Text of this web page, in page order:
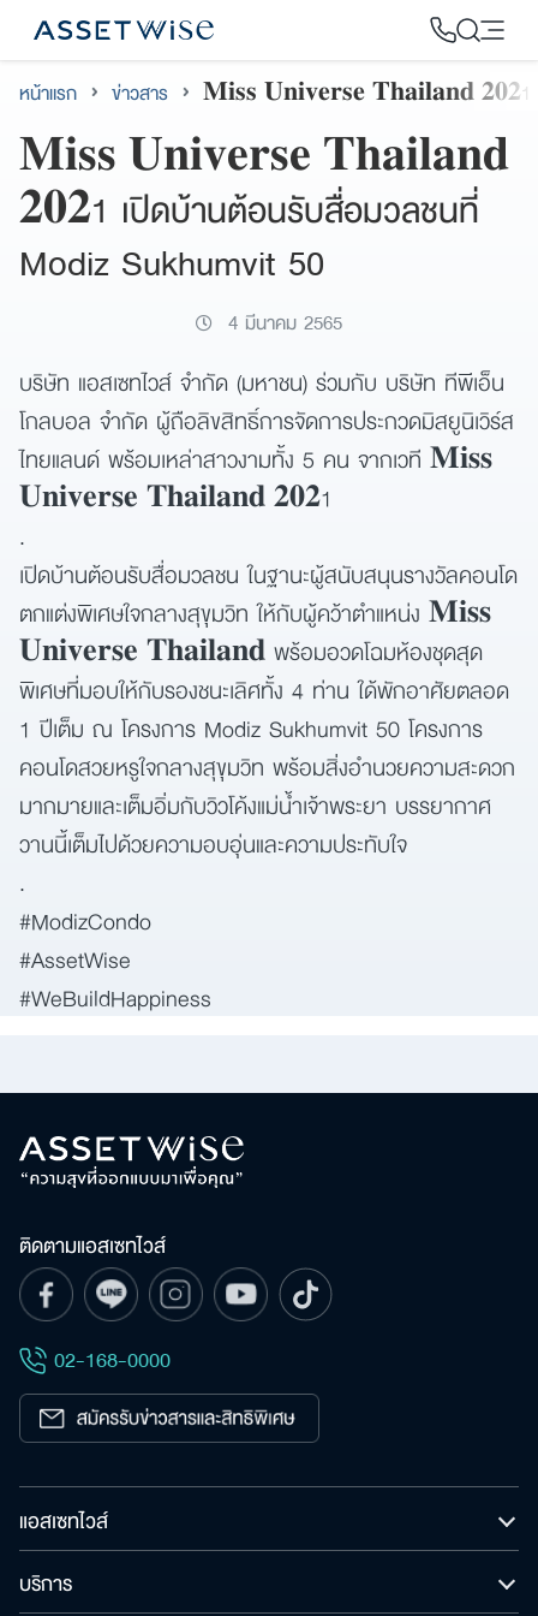
content
สำหรับ:
หน้าแรก ข่าวสาร 𝐌𝐢𝐬𝐬 𝐔𝐧𝐢𝐯𝐞𝐫𝐬𝐞 𝐓𝐡𝐚𝐢𝐥𝐚𝐧𝐝 𝟐𝟎𝟐1 เปิ
𝐌𝐢𝐬𝐬 𝐔𝐧𝐢𝐯𝐞𝐫𝐬𝐞 𝐓𝐡𝐚𝐢𝐥𝐚𝐧𝐝
𝟐𝟎𝟐1 เปิดบ้านต้อนรับสื่อมวลชนที่
Modiz Sukhumvit 50
4 มีนาคม 2565
บริษัท แอสเซทไวส์ จำกัด (มหาชน) ร่วมกับ บริษัท ทีพีเอ็น
โกลบอล จำกัด ผู้ถือลิขสิทธิ์การจัดการประกวดมิสยูนิเวิร์ส
ไทยแลนด์ พร้อมเหล่าสาวงามทั้ง 5 คน จากเวที 𝐌𝐢𝐬𝐬
𝐔𝐧𝐢𝐯𝐞𝐫𝐬𝐞 𝐓𝐡𝐚𝐢𝐥𝐚𝐧𝐝 𝟐𝟎𝟐1
.
เปิดบ้านต้อนรับสื่อมวลชน ในฐานะผู้สนับสนุนรางวัลคอนโด
ตกแต่งพิเศษใจกลางสุขุมวิท ให้กับผู้คว้าตำแหน่ง 𝐌𝐢𝐬𝐬
𝐔𝐧𝐢𝐯𝐞𝐫𝐬𝐞 𝐓𝐡𝐚𝐢𝐥𝐚𝐧𝐝 พร้อมอวดโฉมห้องชุดสุด
พิเศษที่มอบให้กับรองชนะเลิศทั้ง 4 ท่าน ใด้พักอาศัยตลอด
1 ปีเต็ม ณ โครงการ Modiz Sukhumvit 50 โครงการ
คอนโดสวยหรูใจกลางสุขุมวิท พร้อมสิ่งอำนวยความสะดวก
มากมายและเต็มอิ่มกับวิวโค้งแม่น้ำเจ้าพระยา บรรยากาศ
วานนี้เต็มไปด้วยความอบอุ่นและความประทับใจ
.
#ModizCondo
#AssetWise
#WeBuildHappiness
ติดตามแอสเซทไวส์
02-168-0000
แอสเซทไวส์
บริการ
เพื่อให้ไม่พลาดข้อมูลข่าวสาร และโอกาสรับข้อเสนอ
ที่สำคัญฉันยินยอมรับข้อมูลข่าวสารโปรโมชันและ
ข่าวสารจาก
2